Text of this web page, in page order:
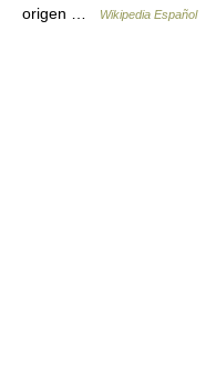
origen …
Wikipedia Español